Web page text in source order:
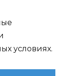
условиях.